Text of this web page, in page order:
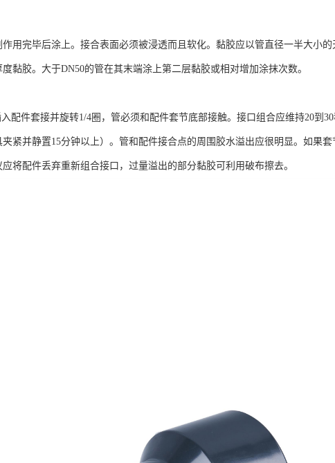
用完毕后涂上。接合表面必须被浸透而且软化。黏胶应以管直径一半大小
黏胶。大于DN50的管在其末端涂上第二层黏胶或相对增加涂抹次数。
配件套接并旋转1/4圈，管必须和配件套节底部接触。接口组合应维持20到
紧并静置15分钟以上）。管和配件接合点的周围胶水溢出应很明显。如果
将配件丢弃重新组合接口，过量溢出的部分黏胶可利用破布擦去。